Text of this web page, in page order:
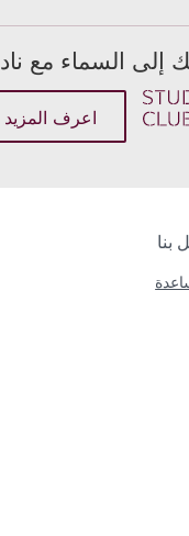
السماء مع
اعرف المزيد
بنا